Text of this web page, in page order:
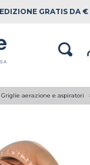
GRATIS DA
Griglie aerazione e aspiratori